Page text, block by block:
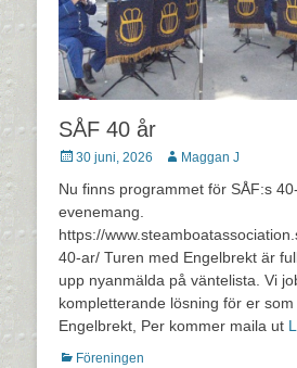
SÅF 40 år
Postades
30 juni, 2026 Författare
Maggan J
Nu finns programmet för SÅF:s
evenemang.
https://
40-ar/ Turen med Engelbrekt är
upp nyanmälda på väntelista. Vi
kompletterande lösning för er
Engelbrekt, Per kommer maila ut
Kategorier
Föreningen